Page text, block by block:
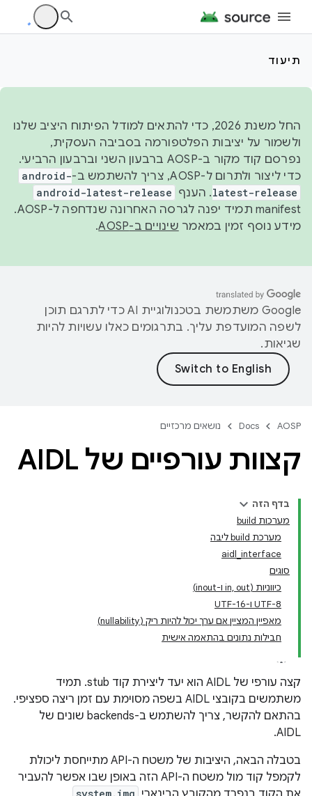
תיעוד
החל משנת 2026, כדי להתאים למודל הפיתוח היציב שלנו
ולשמור על יציבות הפלטפורמה בסביבה העסקית,
נפרסם קוד מקור ב-AOSP ברבעון השני וברבעון הרביעי.
כדי ליצור ולתרום ל-AOSP, צריך להשתמש ב-
android-
latest-release. הענף android-latest-release
manifest תמיד יפנה לגרסה האחרונה שנדחפה ל-AOSP.
מידע נוסף זמין במאמר שינויים ב-AOSP .
‫Google משתמשת בטכנולוגיית AI כדי לתרגם תוכן
לשפה המועדפת עליך. בתרגומים כאלו עשויות להיות
שגיאות.
AOSP
Docs נושאים מרכזיים
קצוות עורפיים של AIDL
בדף הזה
מערכות build
מערכת build ליבה
aidl_interface
סוגים
כיווניות (in, out ו-inout)
‫UTF-8 ו-UTF-16
מאפיין המציין אם ערך יכול להיות ריק (nullability)
חבילות נתונים בהתאמה אישית
קצה עורפי של AIDL הוא יעד ליצירת קוד stub. תמיד
משתמשים בקובצי AIDL בשפה מסוימת עם זמן ריצה ספציפי.
בהתאם להקשר, צריך להשתמש ב-backends שונים של
AIDL.
בטבלה הבאה, היציבות של משטח ה-API מתייחסת ליכולת
לקמפל קוד מול משטח ה-API הזה באופן שבו אפשר להעביר